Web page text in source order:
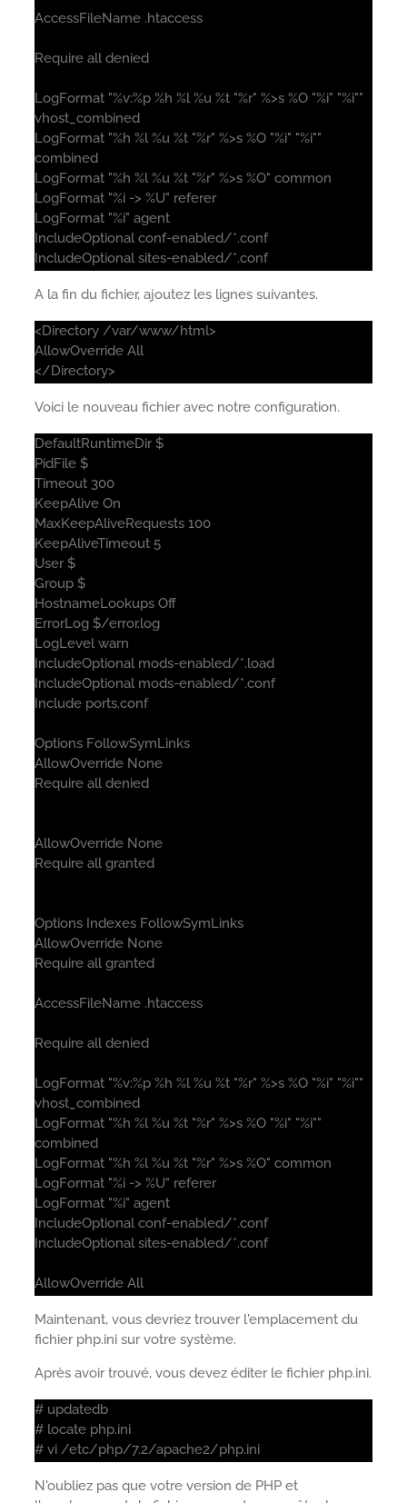
AccessFileName .htaccess
Require all denied
LogFormat "%v:%p %h %l %u %t "%r" %>s %O "%i" "%i""
vhost_combined
LogFormat "%h %l %u %t "%r" %>s %O "%i" "%i""
combined
LogFormat "%h %l %u %t "%r" %>s %O" common
LogFormat "%i -> %U" referer
LogFormat "%i" agent
IncludeOptional conf-enabled/*.conf
IncludeOptional sites-enabled/*.conf
A la fin du fichier, ajoutez les lignes suivantes.
<Directory /var/www/html>
AllowOverride All
</Directory>
Voici le nouveau fichier avec notre configuration.
DefaultRuntimeDir $
PidFile $
Timeout 300
KeepAlive On
MaxKeepAliveRequests 100
KeepAliveTimeout 5
User $
Group $
HostnameLookups Off
ErrorLog $/error.log
LogLevel warn
IncludeOptional mods-enabled/*.load
IncludeOptional mods-enabled/*.conf
Include ports.conf
Options FollowSymLinks
AllowOverride None
Require all denied
AllowOverride None
Require all granted
Options Indexes FollowSymLinks
AllowOverride None
Require all granted
AccessFileName .htaccess
Require all denied
LogFormat "%v:%p %h %l %u %t "%r" %>s %O "%i" "%i""
vhost_combined
LogFormat "%h %l %u %t "%r" %>s %O "%i" "%i""
combined
LogFormat "%h %l %u %t "%r" %>s %O" common
LogFormat "%i -> %U" referer
LogFormat "%i" agent
IncludeOptional conf-enabled/*.conf
IncludeOptional sites-enabled/*.conf
AllowOverride All
Maintenant, vous devriez trouver l'emplacement du
fichier php.ini sur votre système.
Après avoir trouvé, vous devez éditer le fichier php.ini.
# updatedb
# locate php.ini
# vi /etc/php/7.2/apache2/php.ini
N'oubliez pas que votre version de PHP et